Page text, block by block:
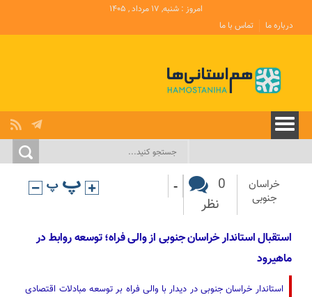
امروز : شنبه, ۱۷ مرداد , ۱۴۰۵
درباره ما
تماس با ما
خراسان
جنوبی
0
نظر
-
استقبال استاندار خراسان جنوبی از والی فراه؛ توسعه روابط در
ماهیرود
استاندار خراسان جنوبی در دیدار با والی فراه بر توسعه مبادلات اقتصادی